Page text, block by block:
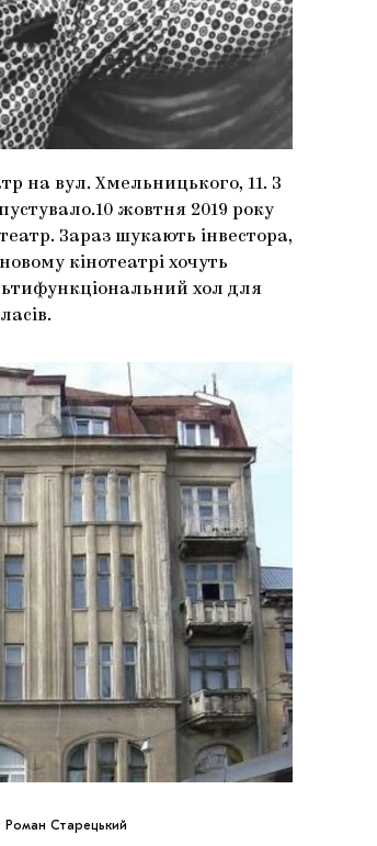
на вул. Хмельницького, 11. З
жовтня 2019 року
Зараз шукають інвестора,
кінотеатрі хочуть
хол для
Роман Старецький